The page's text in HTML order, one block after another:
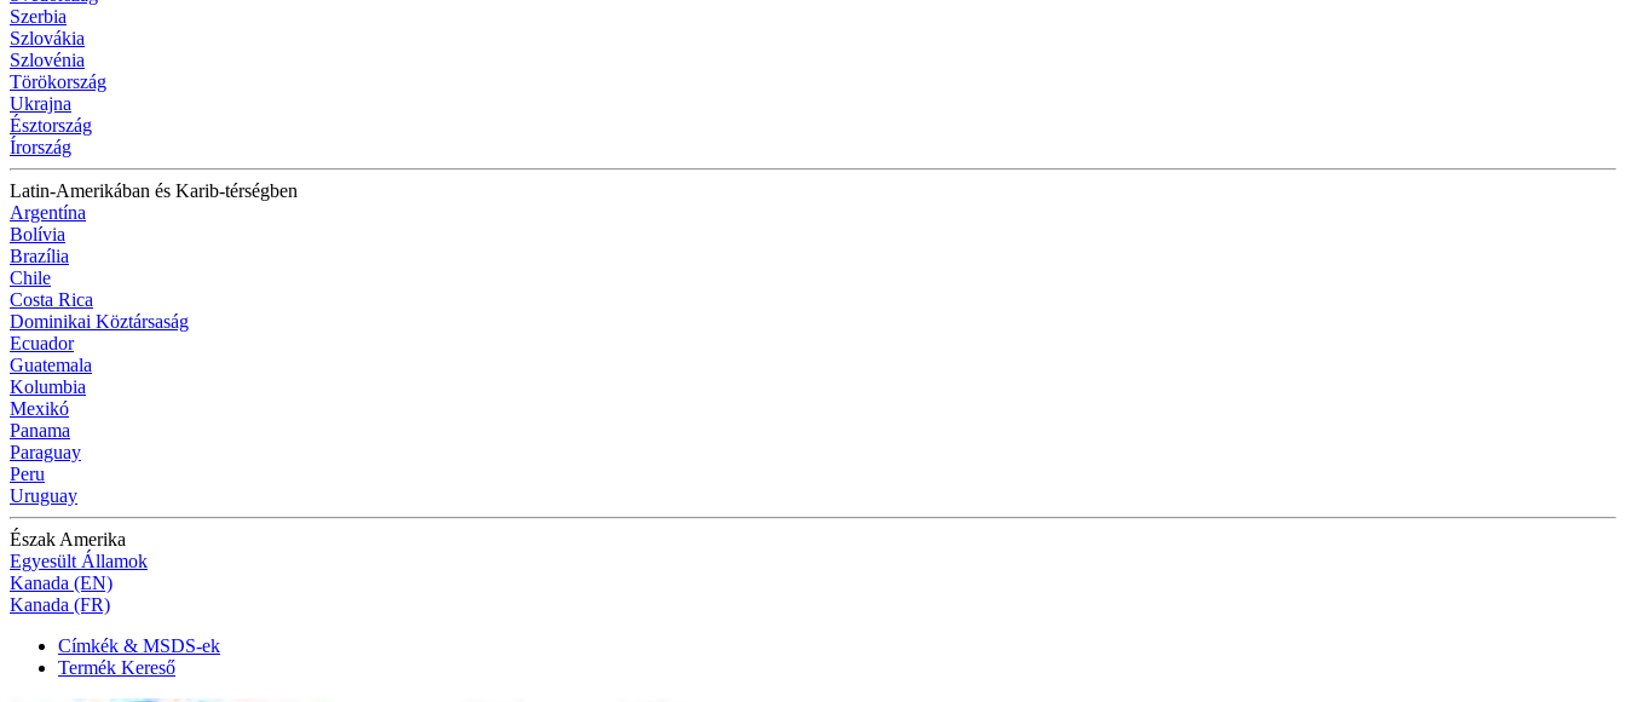
Szerbia
Szlovákia
Szlovénia
Törökország
Ukrajna
Észtország
Írország
Latin-Amerikában és Karib-térségben
Argentína
Bolívia
Brazília
Chile
Costa Rica
Dominikai Köztársaság
Ecuador
Guatemala
Kolumbia
Mexikó
Panama
Paraguay
Peru
Uruguay
Észak Amerika
Egyesült Államok
Kanada (EN)
Kanada (FR)
Címkék & MSDS-ek
Termék Kereső